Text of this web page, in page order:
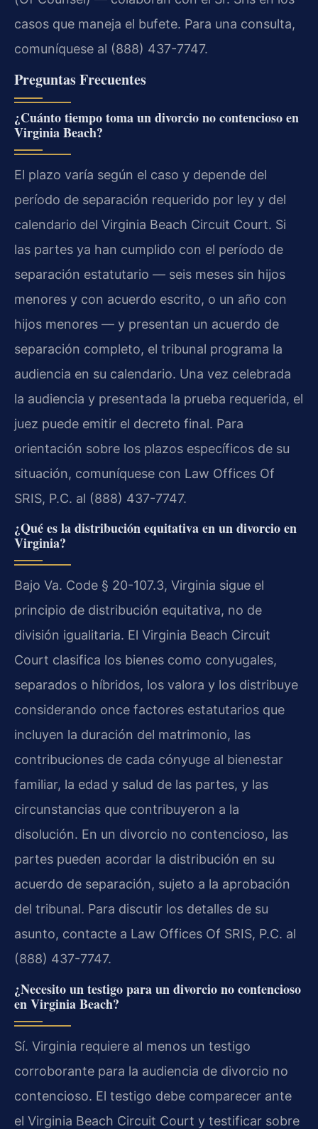
casos que maneja el bufete. Para una consulta,
comuníquese al (888) 437-7747.
Preguntas Frecuentes
¿Cuánto tiempo toma un divorcio no contencioso en
Virginia Beach?
El plazo varía según el caso y depende del
período de separación requerido por ley y del
calendario del Virginia Beach Circuit Court. Si
las partes ya han cumplido con el período de
separación estatutario — seis meses sin hijos
menores y con acuerdo escrito, o un año con
hijos menores — y presentan un acuerdo de
separación completo, el tribunal programa la
audiencia en su calendario. Una vez celebrada
la audiencia y presentada la prueba requerida, el
juez puede emitir el decreto final. Para
orientación sobre los plazos específicos de su
situación, comuníquese con Law Offices Of
SRIS, P.C. al (888) 437-7747.
¿Qué es la distribución equitativa en un divorcio en
Virginia?
Bajo Va. Code § 20-107.3, Virginia sigue el
principio de distribución equitativa, no de
división igualitaria. El Virginia Beach Circuit
Court clasifica los bienes como conyugales,
separados o híbridos, los valora y los distribuye
considerando once factores estatutarios que
incluyen la duración del matrimonio, las
contribuciones de cada cónyuge al bienestar
familiar, la edad y salud de las partes, y las
circunstancias que contribuyeron a la
disolución. En un divorcio no contencioso, las
partes pueden acordar la distribución en su
acuerdo de separación, sujeto a la aprobación
del tribunal. Para discutir los detalles de su
asunto, contacte a Law Offices Of SRIS, P.C. al
(888) 437-7747.
¿Necesito un testigo para un divorcio no contencioso
en Virginia Beach?
Sí. Virginia requiere al menos un testigo
corroborante para la audiencia de divorcio no
contencioso. El testigo debe comparecer ante
el Virginia Beach Circuit Court y testificar sobre